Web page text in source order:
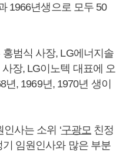
1966년생으로 모두 50
범식 사장, LG에너지솔
장, LG이노텍 대표에 오
년, 1969년, 1970년 생이
사는 소위 ‘구광모 친정
기 임원인사와 많은 부분